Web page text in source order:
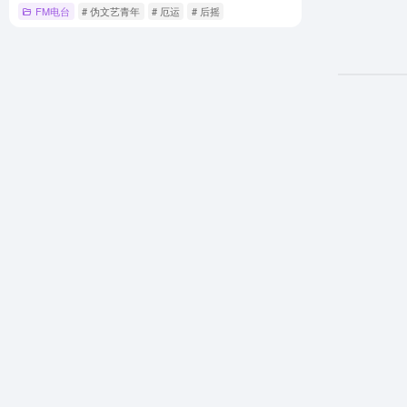
FM电台 # 伪文艺青年 # 厄运 # 后摇